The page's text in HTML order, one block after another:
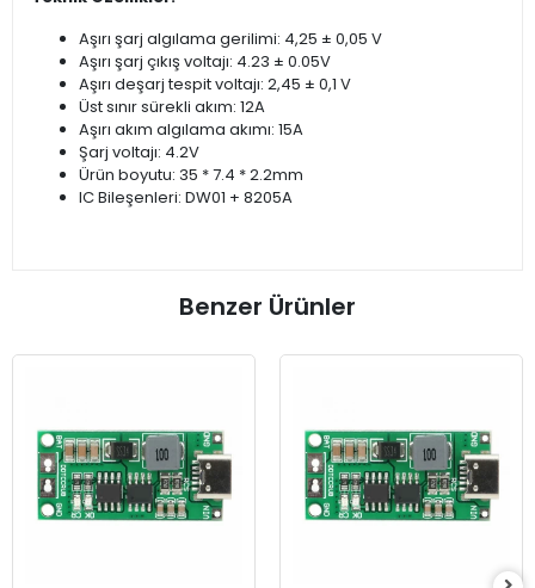
Aşırı şarj algılama gerilimi: 4,25 ± 0,05 V
Aşırı şarj çıkış voltajı: 4.23 ± 0.05V
Aşırı deşarj tespit voltajı: 2,45 ± 0,1 V
Üst sınır sürekli akım: 12A
Aşırı akım algılama akımı: 15A
Şarj voltajı: 4.2V
Ürün boyutu: 35 * 7.4 * 2.2mm
IC Bileşenleri: DW01 + 8205A
Benzer Ürünler